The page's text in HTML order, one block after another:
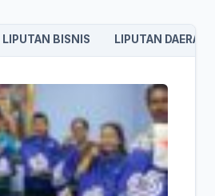
LIPUTAN BISNIS LIPUTAN DAERAH